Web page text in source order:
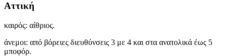
Αττική
καιρός: αίθριος.
άνεμοι: από βόρειες διευθύνσεις 3 με 4 και στα ανατολικά έως 5
μποφόρ.